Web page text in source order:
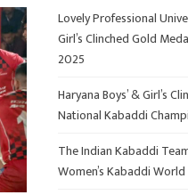
Lovely Professional
Girl’s Clinched Gold
2025
Haryana Boys’ & Girl’s
National Kabaddi
The Indian Kabaddi
Women’s Kabaddi